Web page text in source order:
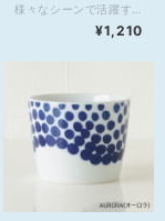
¥1,210